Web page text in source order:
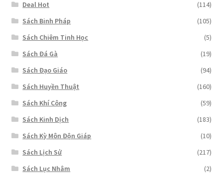
Deal Hot
(114)
Sách Binh Pháp
(105)
Sách Chiêm Tinh Học
(5)
Sách Đá Gà
(19)
Sách Đạo Giáo
(94)
Sách Huyền Thuật
(160)
Sách Khí Công
(59)
Sách Kinh Dịch
(183)
Sách Kỳ Môn Độn Giáp
(10)
Sách Lịch Sử
(217)
Sách Lục Nhâm
(2)